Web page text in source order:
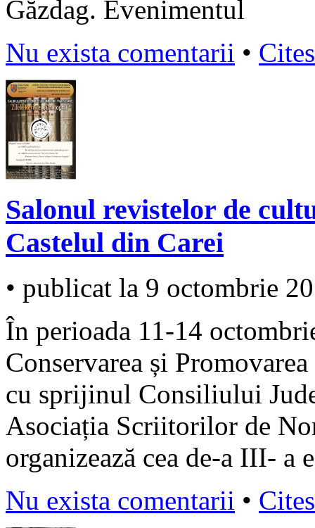
Găzdag. Evenimentul
Nu exista comentarii •
Salonul revistelor de
Castelul din Carei
• publicat la 9 octombrie
În perioada 11-14
Conservarea și
cu sprijinul Consiliului
Asociația Scriitorilor de
organizează cea de-a III- a
Nu exista comentarii •